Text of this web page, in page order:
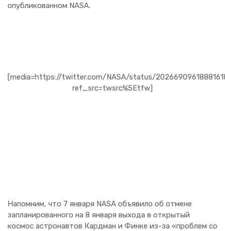
опубликованном NASA.
[media=https://twitter.com/NASA/status/
ref_src=twsrc%5Etfw]
Напомним, что 7 января NASA объявило об отмене
запланированного на 8 января выхода в открытый
космос астронавтов Кардман и Финке из-за «проблем со